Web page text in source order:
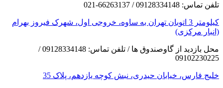
تلفن تماس: 09128334148 / 66263137-021
کیلومتر 3 اتوبان تهران به ساوه، خروجی اول، شهرک فیروز بهرام
(انبار مرکزی)
محل بازدید از گاوصندوق ها / تلفن تماس: 09128334148 /
09102230225
خلیج فارس، خیابان حیدری، نبش کوچه یازدهم، پلاک 35